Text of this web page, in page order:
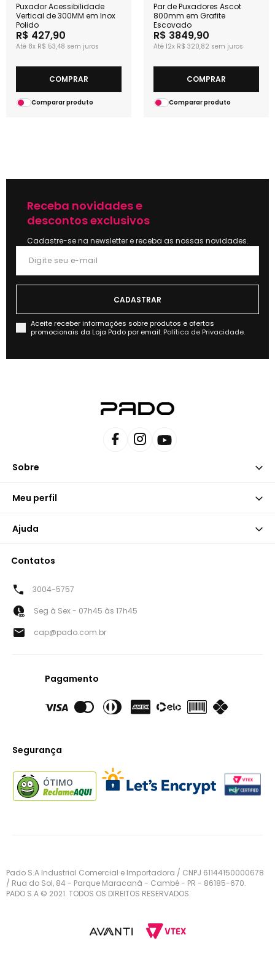
Puxador Acessibilidade
Vertical de 300MM em Inox
Polido
R$ 427,90
8x R$ 53,48
COMPRAR
Comparar produto
Par de Puxadores Ascot
800mm em Grafite
Escovado
R$ 3849,90
12x R$ 320,82
COMPRAR
Comparar produto
Receba novidades e
descontos exclusivos
Cadastre-se na newsletter e receba as nossas novidades.
Aceite receber informações sobre produtos e ofertas
promocionais da Loja Pado por email. Política de Privacidade.
Sobre
Meu perfil
Ajuda
Contatos
3004-5757
Seg à Sex - 07h45 às 17h45
cap@pado.com.br
Pagamento
Segurança
ÓTIMO
Pado S.A Industrial Comercial e Importadora / CNPJ 61144150000678
/ Rua do Sol, 84 - Parque Maracanã - Cambé - PR - 86185-670.
PADO S.A © 2021. TODOS OS DIREITOS RESERVADOS.